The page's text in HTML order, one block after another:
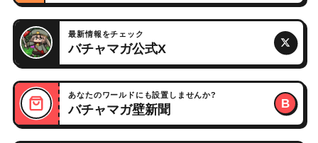
最新情報をチェック
バチャマガ公式X
あなたのワールドにも設置しませんか?
バチャマガ壁新聞 B